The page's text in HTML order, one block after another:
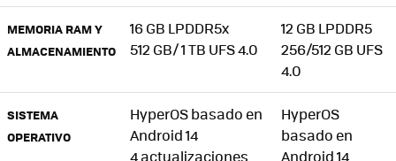
MEMORIA RAM Y
ALMACENAMIENTO
16 GB LPDDR5x
512 GB/ 1 TB UFS 4.0
12 GB LPDDR5
256/512 GB UFS
4.0
SISTEMA
OPERATIVO
HyperOS basado en
Android 14
4 actualizaciones
HyperOS
basado en
Android 14